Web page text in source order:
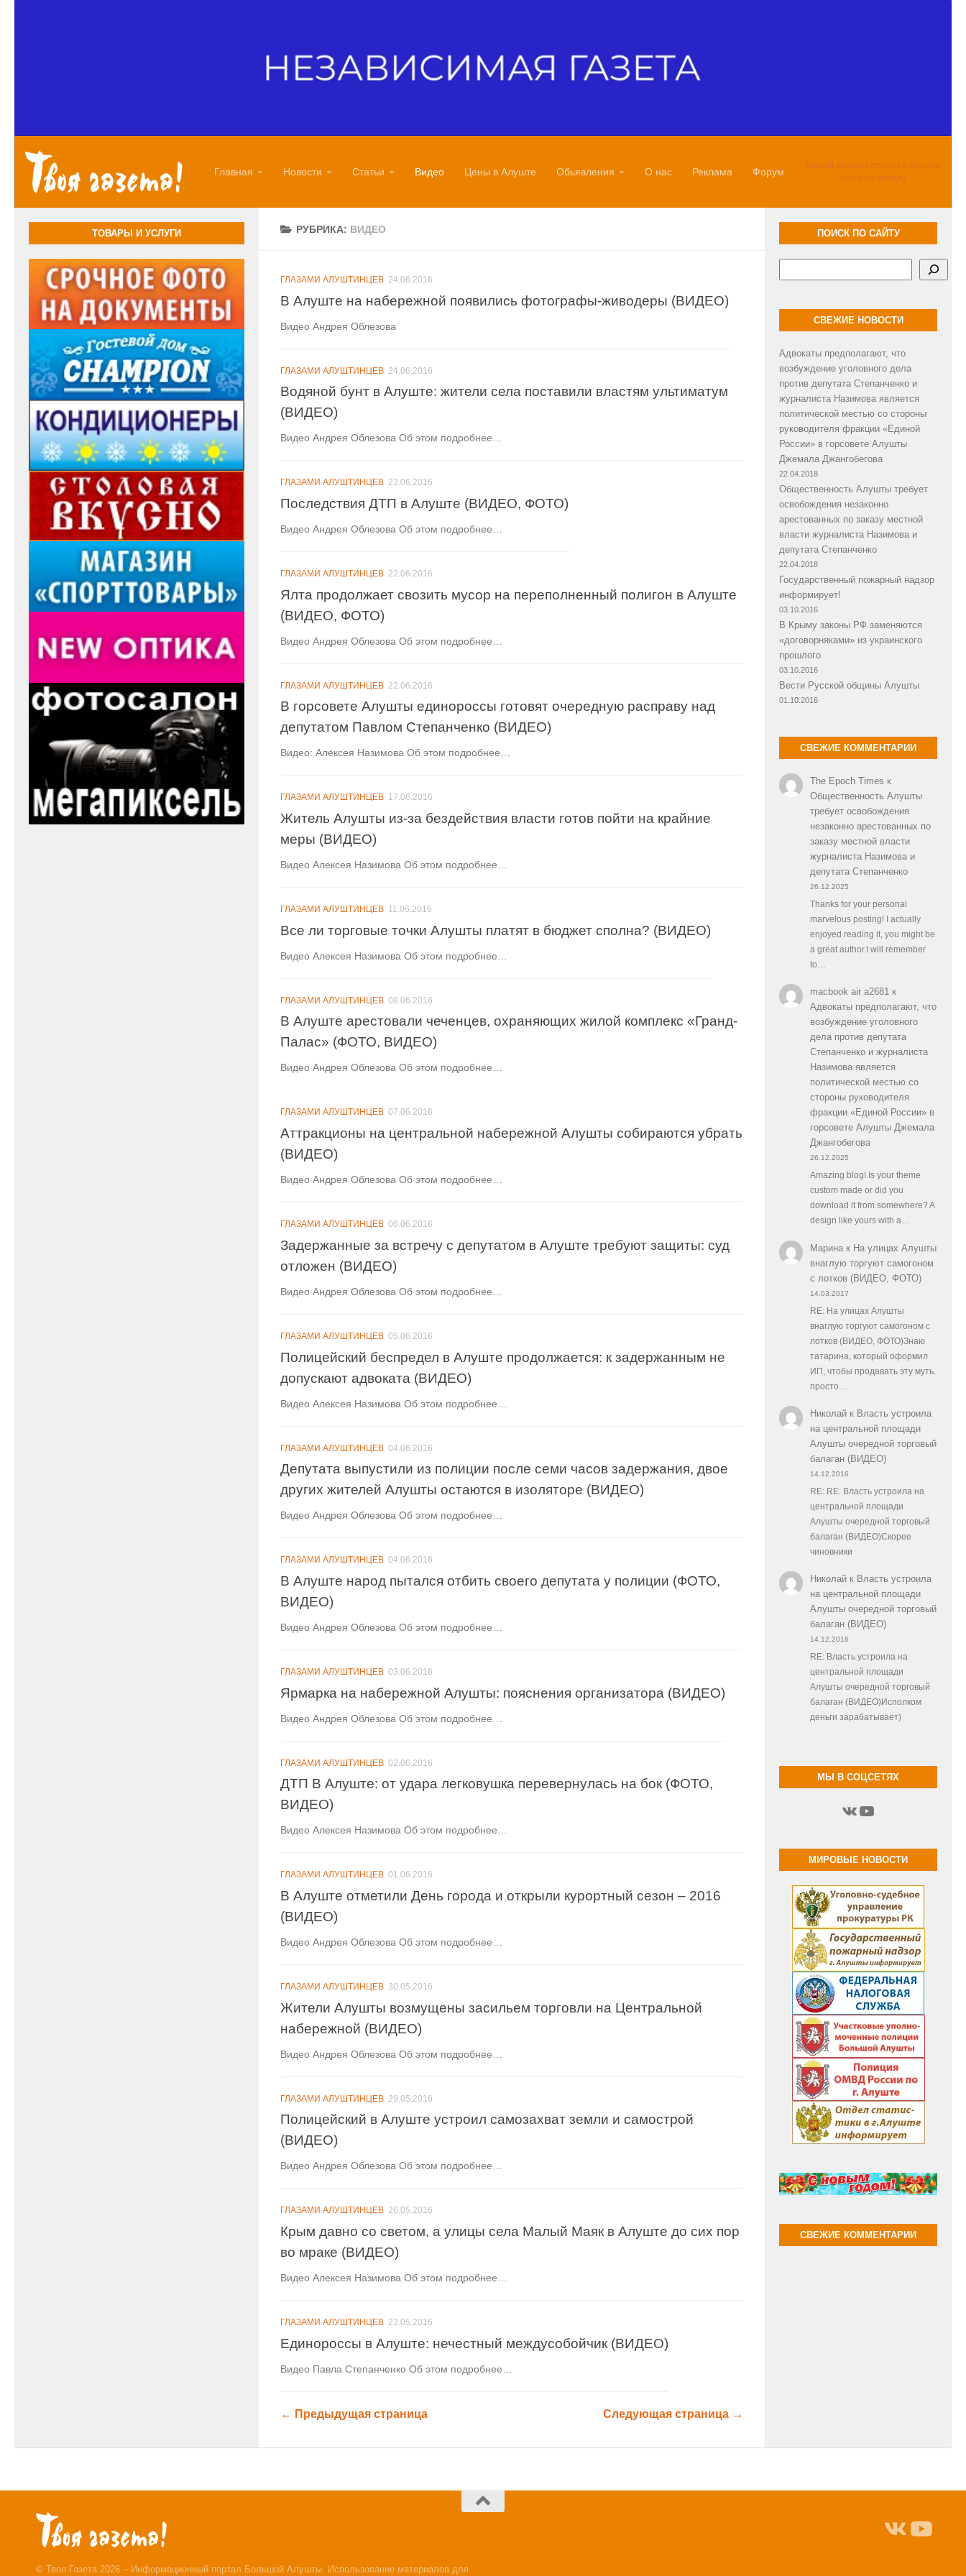
Главная Новости Статьи Видео Цены в Алуште Обьявления О нас Реклама Форум
Точный прогноз погоды в Алуште
world-weather.ru
РУБРИКА: ВИДЕО
ГЛАЗАМИ АЛУШТИНЦЕВ 24.06.2016
В Алуште на набережной появились фотографы-живодеры (ВИДЕО)
Видео Андрея Облезова
ГЛАЗАМИ АЛУШТИНЦЕВ 24.06.2016
Водяной бунт в Алуште: жители села поставили властям ультиматум
(ВИДЕО)
Видео Андрея Облезова Об этом подробнее…
ГЛАЗАМИ АЛУШТИНЦЕВ 23.06.2016
Последствия ДТП в Алуште (ВИДЕО, ФОТО)
Видео Андрея Облезова Об этом подробнее…
ГЛАЗАМИ АЛУШТИНЦЕВ 22.06.2016
Ялта продолжает свозить мусор на переполненный полигон в Алуште
(ВИДЕО, ФОТО)
Видео Андрея Облезова Об этом подробнее…
ГЛАЗАМИ АЛУШТИНЦЕВ 22.06.2016
В горсовете Алушты единороссы готовят очередную расправу над
депутатом Павлом Степанченко (ВИДЕО)
Видео: Алексея Назимова Об этом подробнее…
ГЛАЗАМИ АЛУШТИНЦЕВ 17.06.2016
Житель Алушты из-за бездействия власти готов пойти на крайние
меры (ВИДЕО)
Видео Алексея Назимова Об этом подробнее…
ГЛАЗАМИ АЛУШТИНЦЕВ 11.06.2016
Все ли торговые точки Алушты платят в бюджет сполна? (ВИДЕО)
Видео Алексея Назимова Об этом подробнее…
ГЛАЗАМИ АЛУШТИНЦЕВ 08.06.2016
В Алуште арестовали чеченцев, охраняющих жилой комплекс «Гранд-
Палас» (ФОТО, ВИДЕО)
Видео Андрея Облезова Об этом подробнее…
ГЛАЗАМИ АЛУШТИНЦЕВ 07.06.2016
Аттракционы на центральной набережной Алушты собираются убрать
(ВИДЕО)
Видео Андрея Облезова Об этом подробнее…
ГЛАЗАМИ АЛУШТИНЦЕВ 06.06.2016
Задержанные за встречу с депутатом в Алуште требуют защиты: суд
отложен (ВИДЕО)
Видео Андрея Облезова Об этом подробнее…
ГЛАЗАМИ АЛУШТИНЦЕВ 05.06.2016
Полицейский беспредел в Алуште продолжается: к задержанным не
допускают адвоката (ВИДЕО)
Видео Алексея Назимова Об этом подробнее…
ГЛАЗАМИ АЛУШТИНЦЕВ 04.06.2016
Депутата выпустили из полиции после семи часов задержания, двое
других жителей Алушты остаются в изоляторе (ВИДЕО)
Видео Андрея Облезова Об этом подробнее…
ГЛАЗАМИ АЛУШТИНЦЕВ 04.06.2016
В Алуште народ пытался отбить своего депутата у полиции (ФОТО,
ВИДЕО)
Видео Андрея Облезова Об этом подробнее…
ГЛАЗАМИ АЛУШТИНЦЕВ 03.06.2016
Ярмарка на набережной Алушты: пояснения организатора (ВИДЕО)
Видео Андрея Облезова Об этом подробнее…
ГЛАЗАМИ АЛУШТИНЦЕВ 02.06.2016
ДТП В Алуште: от удара легковушка перевернулась на бок (ФОТО,
ВИДЕО)
Видео Алексея Назимова Об этом подробнее…
ГЛАЗАМИ АЛУШТИНЦЕВ 01.06.2016
В Алуште отметили День города и открыли курортный сезон – 2016
(ВИДЕО)
Видео Андрея Облезова Об этом подробнее…
ГЛАЗАМИ АЛУШТИНЦЕВ 30.05.2016
Жители Алушты возмущены засильем торговли на Центральной
набережной (ВИДЕО)
Видео Андрея Облезова Об этом подробнее…
ГЛАЗАМИ АЛУШТИНЦЕВ 29.05.2016
Полицейский в Алуште устроил самозахват земли и самострой
(ВИДЕО)
Видео Андрея Облезова Об этом подробнее…
ГЛАЗАМИ АЛУШТИНЦЕВ 26.05.2016
Крым давно со светом, а улицы села Малый Маяк в Алуште до сих пор
во мраке (ВИДЕО)
Видео Алексея Назимова Об этом подробнее…
ГЛАЗАМИ АЛУШТИНЦЕВ 23.05.2016
Единороссы в Алуште: нечестный междусобойчик (ВИДЕО)
Видео Павла Степанченко Об этом подробнее…
← Предыдущая страница Следующая страница →
ТОВАРЫ И УСЛУГИ ПОИСК ПО САЙТУ
СВЕЖИЕ НОВОСТИ
Адвокаты предполагают, что
возбуждение уголовного дела
против депутата Степанченко и
журналиста Назимова является
политической местью со стороны
руководителя фракции «Единой
России» в горсовете Алушты
Джемала Джангобегова
22.04.2018
Общественность Алушты требует
освобождения незаконно
арестованных по заказу местной
власти журналиста Назимова и
депутата Степанченко
22.04.2018
Государственный пожарный надзор
информирует!
03.10.2016
В Крыму законы РФ заменяются
«договорняками» из украинского
прошлого
03.10.2016
Вести Русской общины Алушты
01.10.2016
СВЕЖИЕ КОММЕНТАРИИ
The Epoch Times к
Общественность Алушты
требует освобождения
незаконно арестованных по
заказу местной власти
журналиста Назимова и
депутата Степанченко
26.12.2025
Thanks for your personal
marvelous posting! I actually
enjoyed reading it, you might be
a great author.I will remember
to…
macbook air a2681к
Адвокаты предполагают, что
возбуждение уголовного
дела против депутата
Степанченко и журналиста
Назимова является
политической местью со
стороны руководителя
фракции «Единой России» в
горсовете Алушты Джемала
Джангобегова
26.12.2025
Amazing blog! Is your theme
custom made or did you
download it from somewhere? A
design like yours with a…
Маринак На улицах Алушты
внаглую торгуют самогоном
с лотков (ВИДЕО, ФОТО)
14.03.2017
RE: На улицах Алушты
внаглую торгуют самогоном с
лотков (ВИДЕО, ФОТО)Знаю
татарина, который оформил
ИП, чтобы продавать эту муть.
просто…
Николайк Власть устроила
на центральной площади
Алушты очередной торговый
балаган (ВИДЕО)
14.12.2016
RE: RE: Власть устроила на
центральной площади
Алушты очередной торговый
балаган (ВИДЕО)Скорее
чиновники
Николайк Власть устроила
на центральной площади
Алушты очередной торговый
балаган (ВИДЕО)
14.12.2016
RE: Власть устроила на
центральной площади
Алушты очередной торговый
балаган (ВИДЕО)Исполком
деньги зарабатывает)
МЫ В СОЦСЕТЯХ
ВКонтакте
YouTube
МИРОВЫЕ НОВОСТИ
СВЕЖИЕ КОММЕНТАРИИ
© Твоя Газета 2026 – Информационный портал Большой Алушты. Использование материалов для